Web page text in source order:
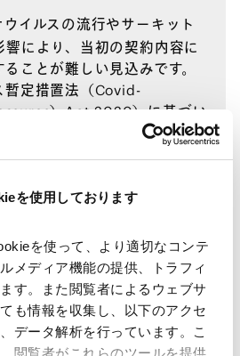
を使用しております
を使って、より適切なコンテ
メディア機能の提供、トラフィ
す。また閲覧者によるウェブサ
も情報を収集し、以下のアクセ
データ解析を行っています。こ
閲覧者がこれらのツールを提供
イルスの流行やサーキット
響により、当初の契約内容に
ことが難しい見込みです。
暫定措置法（Covid-
）Act 2020）に基づい
受けることはできないでしょ
護士、山本純代弁護士、ハンナ
↑ PAGE TOP